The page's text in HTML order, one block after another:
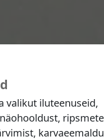
valikut iluteenuseid,